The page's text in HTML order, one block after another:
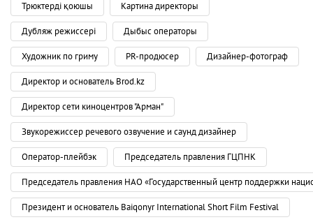
Трюктерді қоюшы Картина директоры
Дубляж режиссері Дыбыс операторы
Художник по гриму PR-продюсер Дизайнер-фотограф
Директор и основатель Brod.kz
Директор сети киноцентров "Арман"
Звукорежиссер речевого озвучение и саунд дизайнер
Оператор-плейбэк Председатель правления ГЦПНК
Председатель правления НАО «Государственный центр поддержки
Президент и основатель Baiqonyr International Short Film Festival